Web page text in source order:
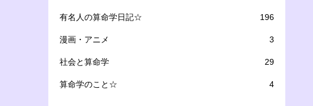
有名人の算命学日記☆ 196
漫画・アニメ 3
社会と算命学 29
算命学のこと☆ 4